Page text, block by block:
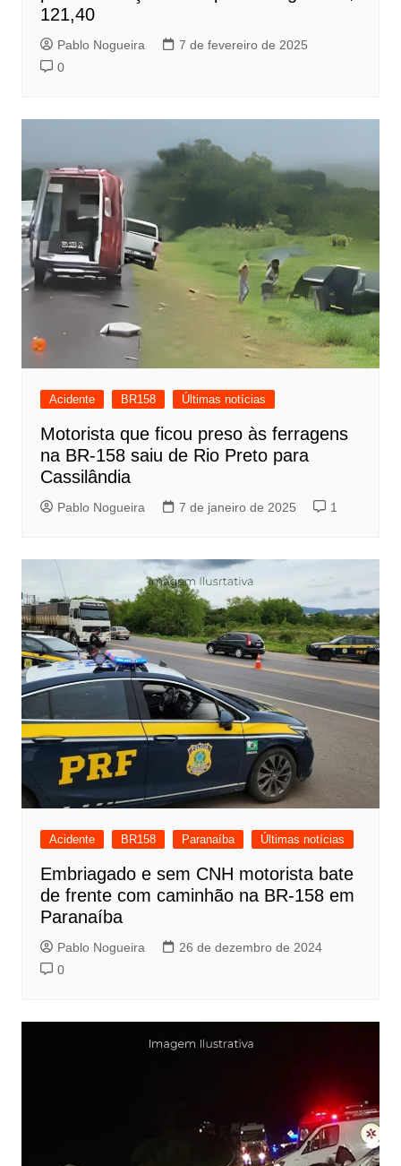
121,40
Pablo Nogueira
7 de fevereiro de 2025
0
Acidente BR158 Últimas notícias
Motorista que ficou preso às ferragens
na BR-158 saiu de Rio Preto para
Cassilândia
Pablo Nogueira 7 de janeiro de 2025 1
Acidente BR158 Paranaíba Últimas notícias
Embriagado e sem CNH motorista bate
de frente com caminhão na BR-158 em
Paranaíba
Pablo Nogueira
26 de dezembro de 2024
0